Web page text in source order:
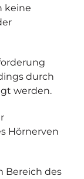
keine
durch
werden.
Hörnerven
Bereich des